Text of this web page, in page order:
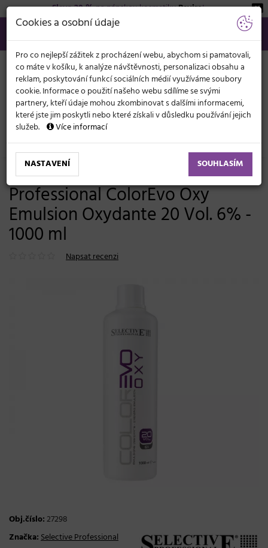
Sleva 20 %na pánskou kosmetikuBeviro!
566 440 099
info@svetkadernictvi.cz
Po−pá: 8−17
Vše o nákupu Kč
KATEGORIE
MENU
Vlasová kosmetika Barvy, melíry, přelivy Oxidační krémy
Oxidační krém Selective
Professional ColorEvo Oxy
Emulsion Oxydante 20 Vol. 6% -
1000 ml
Napsat recenzi
Obj.číslo:27298
Značka:Selective Professional
Cookies a osobní údaje
Pro co nejlepší zážitek z procházení webu, abychom si pamatovali,
co máte v košíku, k analýze návštěvnosti, personalizaci obsahu a
reklam, poskytování funkcí sociálních médií využíváme soubory
cookie. Informace o použití našeho webu sdílíme se svými
partnery, kteří údaje mohou zkombinovat s dalšími informacemi,
které jste jim poskytli nebo které získali v důsledku používání jejich
služeb.
Více informací
NASTAVENÍ SOUHLASÍM